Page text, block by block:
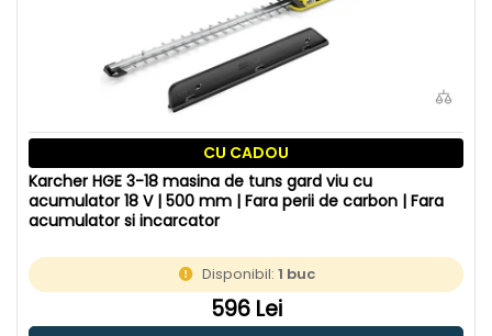
CU CADOU
Karcher HGE 3-18 masina de tuns gard viu cu
acumulator 18 V | 500 mm | Fara perii de carbon | Fara
acumulator si incarcator
Disponibil:1 buc
596 Lei